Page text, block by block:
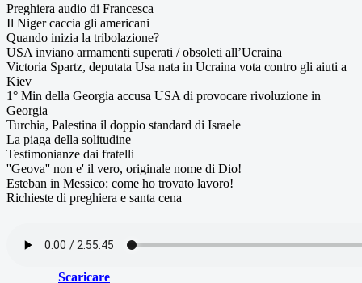
Preghiera audio di Francesca
Il Niger caccia gli americani
Quando inizia la tribolazione?
USA inviano armamenti superati / obsoleti all’Ucraina
Victoria Spartz, deputata Usa nata in Ucraina vota contro gli aiuti a
Kiev
1° Min della Georgia accusa USA di provocare rivoluzione in
Georgia
Turchia, Palestina il doppio standard di Israele
La piaga della solitudine
Testimonianze dai fratelli
''Geova'' non e' il vero, originale nome di Dio!
Esteban in Messico: come ho trovato lavoro!
Richieste di preghiera e santa cena
Scaricare